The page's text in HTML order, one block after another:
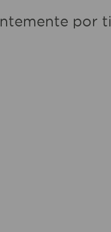
por ti